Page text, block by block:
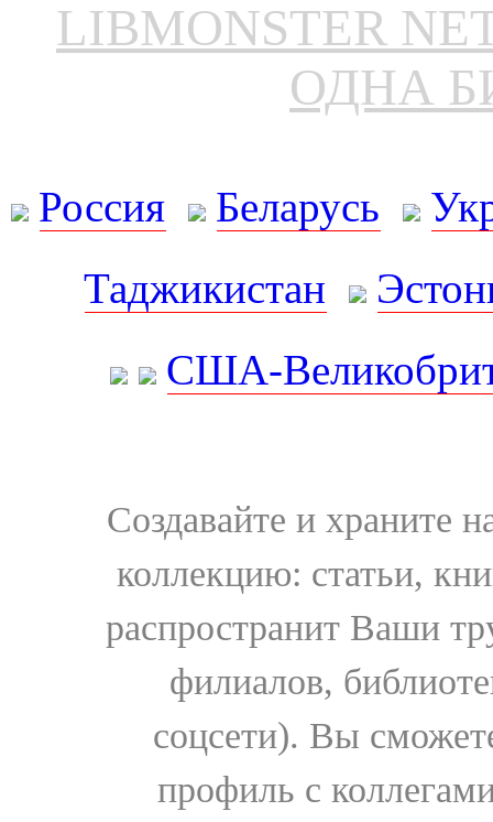
LIBMONSTER
ОДНА
Россия Беларусь
Таджикистан
США-
Создавайте и храните
коллекцию: статьи,
распространит Ваши
филиалов,
соцсети). Вы
профиль с